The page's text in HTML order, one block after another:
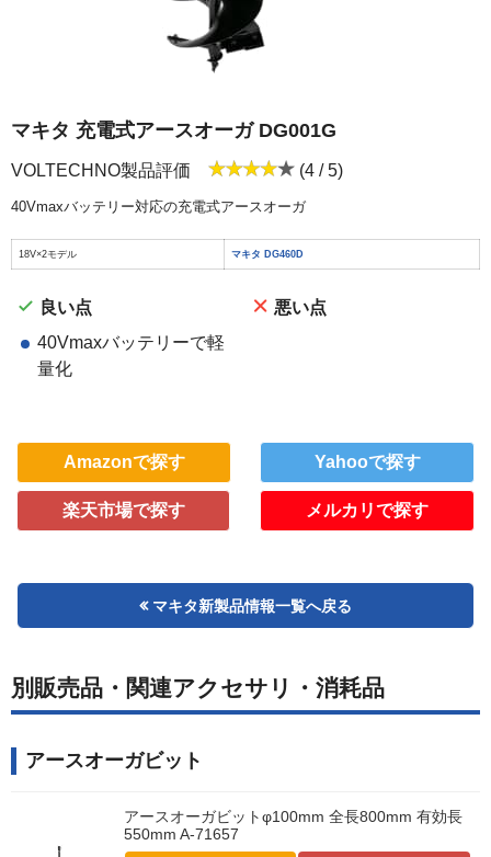
マキタ 充電式アースオーガ DG001G
VOLTECHNO製品評価 (4 / 5)
40Vmaxバッテリー対応の充電式アースオーガ
18V×2モデル マキタ DG460D
良い点
40Vmaxバッテリーで軽
量化
悪い点
Amazonで探す
楽天市場で探す
Yahooで探す
メルカリで探す
マキタ新製品情報一覧へ戻る
別販売品・関連アクセサリ・消耗品
アースオーガビット
アースオーガビットφ100mm 全長800mm 有効長
550mm A-71657